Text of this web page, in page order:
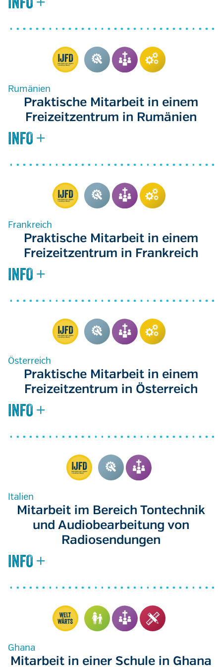
Rumänien
Praktische Mitarbeit in einem
Freizeitzentrum in Rumänien
Frankreich
Praktische Mitarbeit in einem
Freizeitzentrum in Frankreich
Österreich
Praktische Mitarbeit in einem
Freizeitzentrum in Österreich
Italien
Mitarbeit im Bereich Tontechnik
und Audiobearbeitung von
Radiosendungen
Ghana
Mitarbeit in einer Schule in Ghana